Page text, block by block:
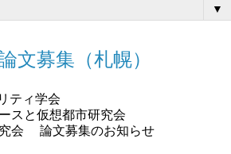
▼
文募集（札幌）
ティ学会
スと仮想都市研究会
会 論文募集のお知らせ